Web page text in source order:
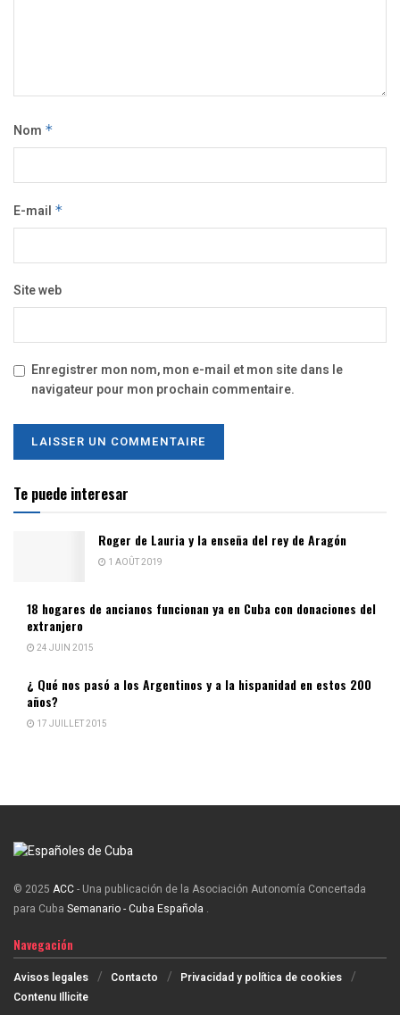
Nom *
E-mail *
Site web
Enregistrer mon nom, mon e-mail et mon site dans le
navigateur pour mon prochain commentaire.
Te puede interesar
Roger de Lauria y la enseña del rey de Aragón
1 AOÛT 2019
18 hogares de ancianos funcionan ya en Cuba con donaciones del
extranjero
24 JUIN 2015
¿ Qué nos pasó a los Argentinos y a la hispanidad en estos 200
años?
17 JUILLET 2015
© 2025 ACC- Una publicación de la Asociación Autonomía Concertada
para Cuba Semanario - Cuba Española .
Navegación
Avisos legales Contacto
Privacidad y política de cookies
Contenu Illicite